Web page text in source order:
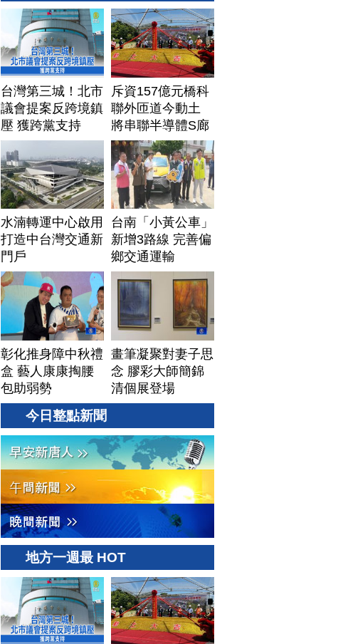
台灣第三城！北市
議會提案反跨境鎮
壓 獲跨黨支持
斥資157億元橋科
聯外匝道今動土
將串聯半導體S廊
帶
水湳轉運中心啟用
打造中台灣交通新
門戶
台南「小黃公車」
新增3路線 完善偏
鄉交通運輸
彰化推身障中秋禮
盒 藝人康康掏腰
包助弱勢
畫筆凝聚對妻子思
念 膠彩大師簡錦
清個展登場
今日整點新聞
地方一週最 HOT